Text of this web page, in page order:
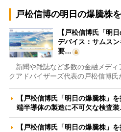
戸松信博の明日の爆騰株
【戸松信博氏「明
デバイス：サムス
要…
新聞や雑誌など多数の金融メディ
クアドバイザーズ代表の戸松信博
【戸松信博氏「明日の爆騰株」
端半導体の製造に不可欠な検査
【戸松信博氏「明日の爆騰株」